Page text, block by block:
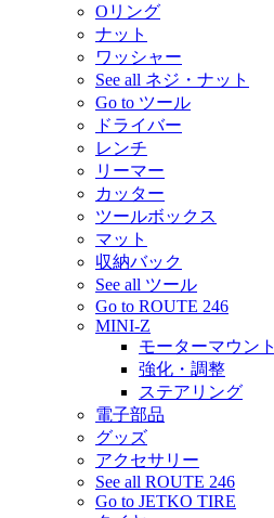
Oリング
ナット
ワッシャー
See all ネジ・ナット
Go to ツール
ドライバー
レンチ
リーマー
カッター
ツールボックス
マット
収納バック
See all ツール
Go to ROUTE 246
MINI-Z
モーターマウント
強化・調整
ステアリング
電子部品
グッズ
アクセサリー
See all ROUTE 246
Go to JETKO TIRE